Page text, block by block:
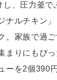
し、圧力釜で
ナルチキン
。家族で過
まりにもぴ
ーを2個390